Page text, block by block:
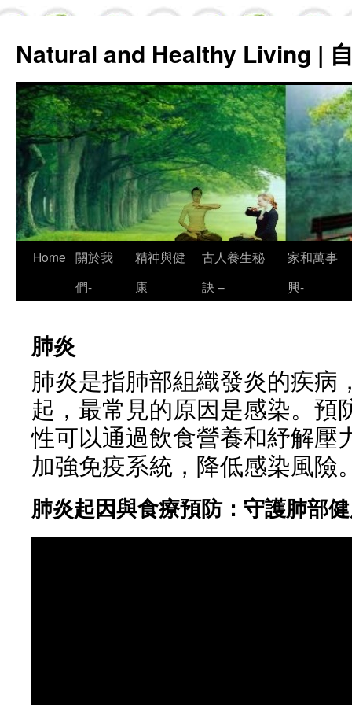
Natural and Healthy Living |
Skip
Home 關於我
們-
精神與健
康
古人養生秘
訣 –
家和萬事
興-
肺炎
肺炎是指肺部組織發炎的疾病
起，最常見的原因是感染。預
性可以通過飲食營養和紓解壓
加強免疫系統，降低感染風險
肺炎起因與食療預防：守護肺部